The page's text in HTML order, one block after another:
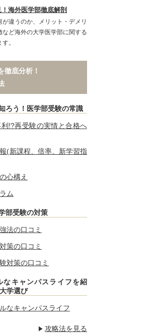
海外医学部徹底解剖
違うのか、メリット・デメリ
など海外の大学医学部に関する
。
徹底分析！
ろう！医学部受験の常識
!?再受験の実情と合格へ
(新課程、倍率、新学習指
心構え
ム
部受験の対策
法の口コミ
策の口コミ
対策の口コミ
なキャンパスライフを紹
学選び
なキャンパスライフ
攻略法を見る